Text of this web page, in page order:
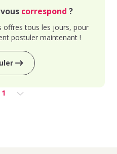
correspond ?
offres tous les jours, pour
postuler maintenant !
1